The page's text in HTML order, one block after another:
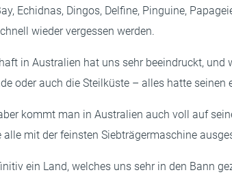
Echidnas, Dingos, Delfine, Pinguine,
wieder vergessen werden.
in Australien hat uns sehr beeindruckt,
oder auch die Steilküste – alles hatte seinen
kommt man in Australien auch voll auf
alle mit der feinsten Siebträgermaschine
ein Land, welches uns sehr in den Bann